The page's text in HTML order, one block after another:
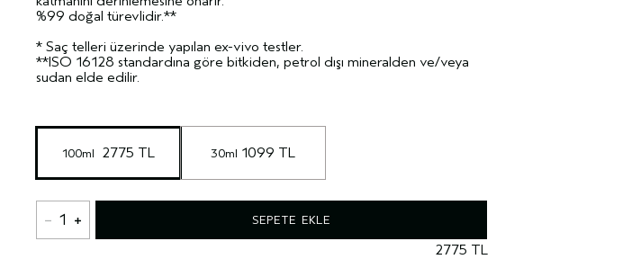
%99 doğal türevlidir.**
* Saç telleri üzerinde yapılan ex-vivo testler.
**ISO 16128 standardına göre bitkiden, petrol dışı mineralden ve/veya
sudan elde edilir.
100ml 2775 TL 30ml 1099 TL
1 SEPETE EKLE
2775 TL